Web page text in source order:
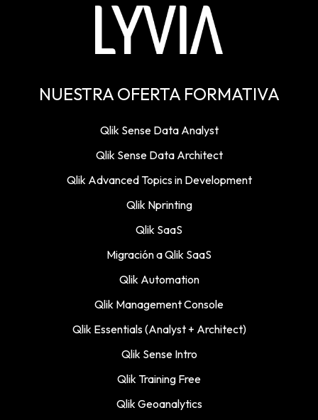
NUESTRA OFERTA FORMATIVA
Qlik Sense Data Analyst
Qlik Sense Data Architect
Qlik Advanced Topics in Development
Qlik Nprinting
Qlik SaaS
Migración a Qlik SaaS
Qlik Automation
Qlik Management Console
Qlik Essentials (Analyst + Architect)
Qlik Sense Intro
Qlik Training Free
Qlik Geoanalytics